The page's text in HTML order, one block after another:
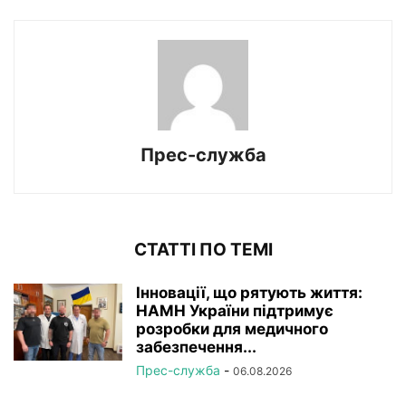
Прес-служба
СТАТТІ ПО ТЕМІ
Інновації, що рятують життя:
НАМН України підтримує
розробки для медичного
забезпечення...
Прес-служба - 06.08.2026